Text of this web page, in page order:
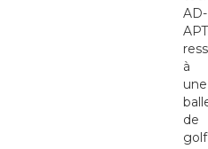
AD-
APT
à
une
de